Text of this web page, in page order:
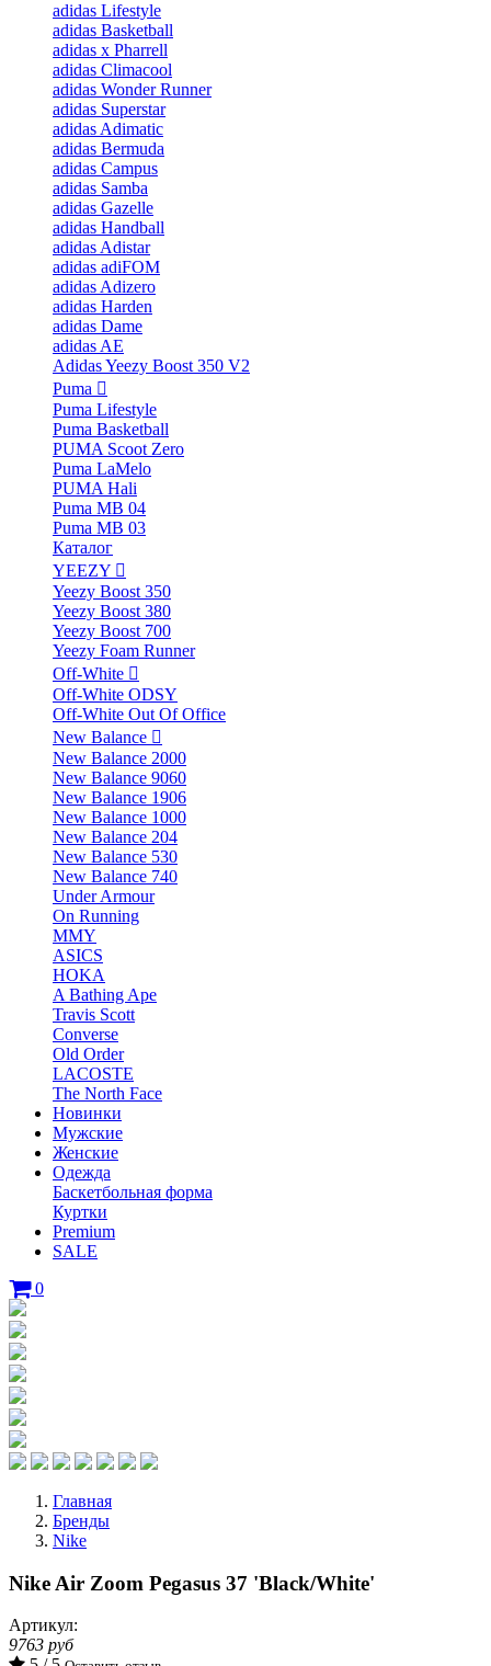
adidas Lifestyle
adidas Basketball
adidas x Pharrell
adidas Climacool
adidas Wonder Runner
adidas Superstar
adidas Adimatic
adidas Bermuda
adidas Campus
adidas Samba
adidas Gazelle
adidas Handball
adidas Adistar
adidas adiFOM
adidas Adizero
adidas Harden
adidas Dame
adidas AE
Adidas Yeezy Boost 350 V2
Puma
Puma Lifestyle
Puma Basketball
PUMA Scoot Zero
Puma LaMelo
PUMA Hali
Puma MB 04
Puma MB 03
Каталог
YEEZY
Yeezy Boost 350
Yeezy Boost 380
Yeezy Boost 700
Yeezy Foam Runner
Off-White
Off-White ODSY
Off-White Out Of Office
New Balance
New Balance 2000
New Balance 9060
New Balance 1906
New Balance 1000
New Balance 204
New Balance 530
New Balance 740
Under Armour
On Running
MMY
ASICS
HOKA
A Bathing Ape
Travis Scott
Converse
Old Order
LACOSTE
The North Face
Новинки
Мужские
Женские
Одежда
Баскетбольная форма
Куртки
Premium
SALE
0
Главная
Бренды
Nike
Nike Air Zoom Pegasus 37 'Black/White'
Артикул:
9763 руб